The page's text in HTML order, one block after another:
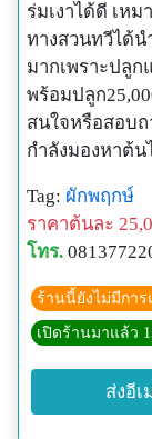
ร่มเงาได้ดี เห
ทางสวนทวีได้
มากเพราะปลู
พร้อมปลูก
สนใจหรือสอบถ
กำลังมองหาต้น
Tag: ผักพฤกษ์
ราคาต้นละ
โทร.
ร้านนี้ยังไม่มีกา
เปิดร้านมาแล้ว
ส่งอีเ